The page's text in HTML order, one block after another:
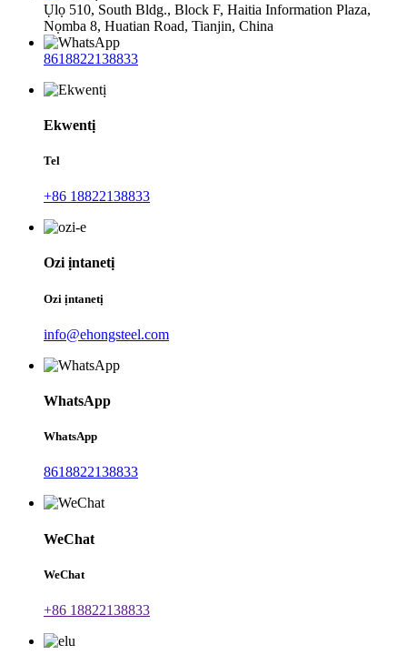
Ụlọ 510, South Bldg., Block F, Haitia Information Plaza,
Nọmba 8, Huatian Road, Tianjin, China
8618822138833
Ekwentị
Tel
+86 18822138833
Ozi ịntanetị
Ozi ịntanetị
info@ehongsteel.com
WhatsApp
WhatsApp
8618822138833
WeChat
WeChat
+86 18822138833